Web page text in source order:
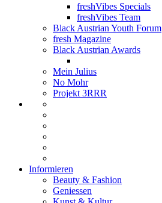
freshVibes Specials
freshVibes Team
Black Austrian Youth Forum
fresh Magazine
Black Austrian Awards
Mein Julius
No Mohr
Projekt 3RRR
Informieren
Beauty & Fashion
Geniessen